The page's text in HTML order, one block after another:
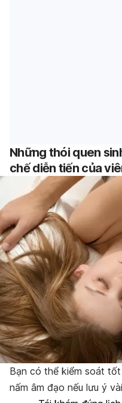
Những thói quen
chế diễn tiến của
Bạn có thể kiểm soát
nấm âm đạo nếu lưu ý